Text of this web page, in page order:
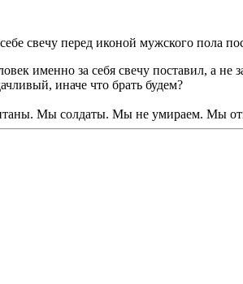
свечу перед иконой мужского пола
именно за себя свечу поставил, а не
иначе что брать будем?
Мы солдаты. Мы не умираем. Мы